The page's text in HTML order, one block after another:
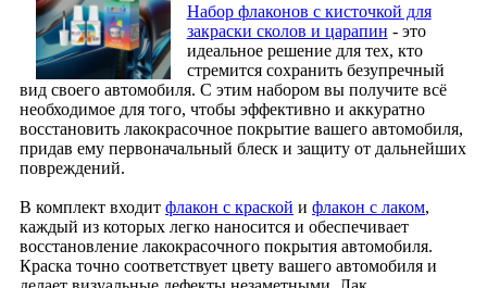
Набор флаконов с кисточкой для
закраски сколов и царапин - это
идеальное решение для тех, кто
стремится сохранить безупречный
вид своего автомобиля. С этим набором вы получите всё
необходимое для того, чтобы эффективно и аккуратно
восстановить лакокрасочное покрытие вашего автомобиля,
придав ему первоначальный блеск и защиту от дальнейших
повреждений.
В комплект входит флакон с краской и флакон с лаком,
каждый из которых легко наносится и обеспечивает
восстановление лакокрасочного покрытия автомобиля.
Краска точно соответствует цвету вашего автомобиля и